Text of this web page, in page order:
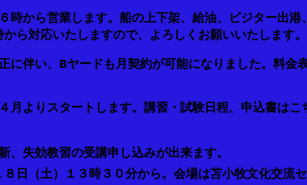
時から営業します。船の上下架、給油、ビジター出港
ら対応いたしますので、よろしくお願いいたします。
に伴い、Bヤードも月契約が可能になりました。料金
月よりスタートします。講習・試験日程、申込書はこ
、失効教習の受講申し込みが出来ます。
日（土）１３時３０分から。会場は苫小牧文化交流